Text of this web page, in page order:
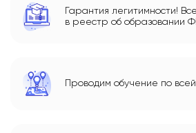
Гарантия легитимности!
в реестр об образовании
Проводим обучение по